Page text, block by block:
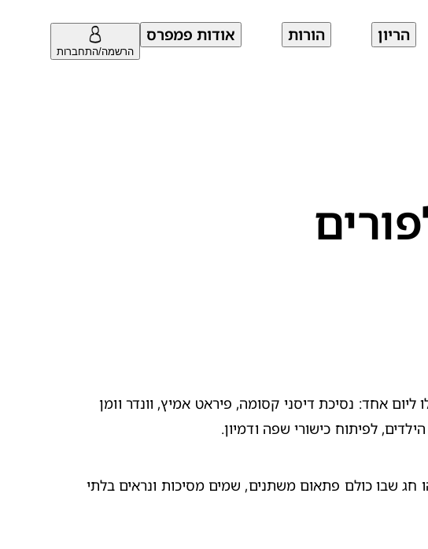
הריון הורות אודות פמפרס
הרשמה/התחברות
חג הפורים פותח בפני הילדים עולם מופלא של דמיון ומשחק שבו הם יכולים להיות כל מה שרק יחלמו עליו, ולו ליום אחד: נסיכת דיסני קסומה, פיראט אמיץ, וונדר וומן
לפיתוח כישורי שפה ודמיון.